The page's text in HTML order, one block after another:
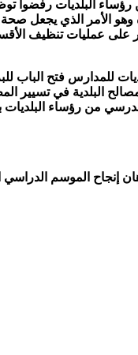
رؤساء البلديات رفضوا
الأمر الذي يجعل صحة
على عمليات تنظيف
للمدارس فتح الباب
البلدية في تسيير
من رؤساء البلديات
إنجاح الموسم الدراسي